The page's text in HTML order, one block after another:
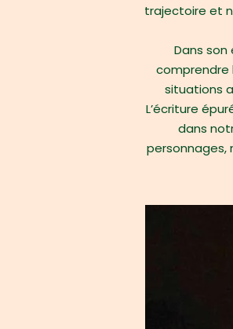
trajectoire et
Dans
comprendre
situations
L’écriture
dans
personnages,